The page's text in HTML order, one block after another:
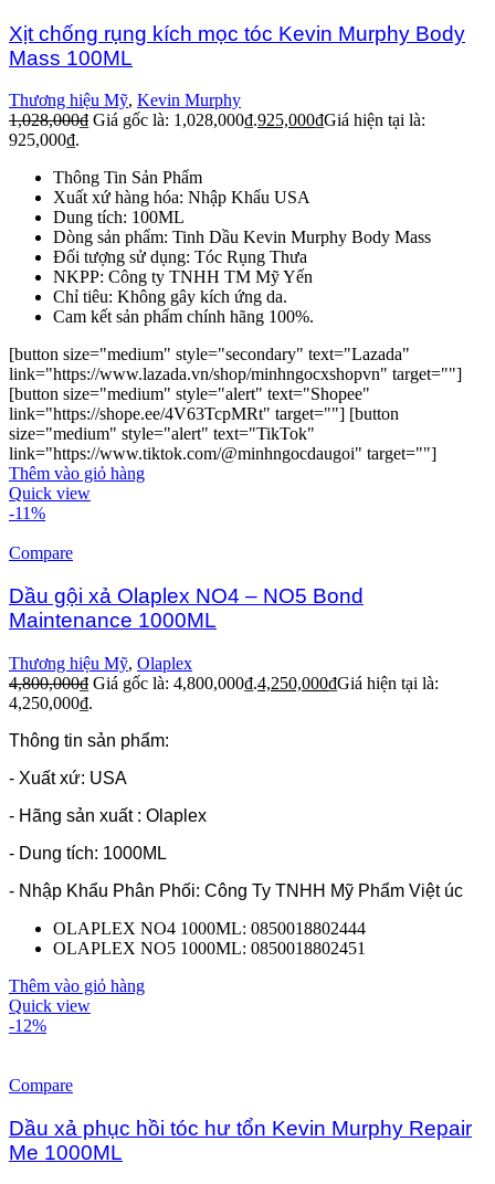
Xịt chống rụng kích mọc tóc Kevin Murphy Body
Mass 100ML
Thương hiệu Mỹ, Kevin Murphy
1,028,000₫ Giá gốc là: 1,028,000₫.925,000₫Giá hiện tại là:
925,000₫.
Thông Tin Sản Phẩm
Xuất xứ hàng hóa: Nhập Khẩu USA
Dung tích: 100ML
Dòng sản phẩm: Tinh Dầu Kevin Murphy Body Mass
Đối tượng sử dụng: Tóc Rụng Thưa
NKPP: Công ty TNHH TM Mỹ Yến
Chỉ tiêu: Không gây kích ứng da.
Cam kết sản phẩm chính hãng 100%.
[button size="medium" style="secondary" text="Lazada"
link="https://www.lazada.vn/shop/minhngocxshopvn" target=""]
[button size="medium" style="alert" text="Shopee"
link="https://shope.ee/4V63TcpMRt" target=""] [button
size="medium" style="alert" text="TikTok"
link="https://www.tiktok.com/@minhngocdaugoi" target=""]
Thêm vào giỏ hàng
Quick view
-11%
Compare
Dầu gội xả Olaplex NO4 – NO5 Bond
Maintenance 1000ML
Thương hiệu Mỹ, Olaplex
4,800,000₫ Giá gốc là: 4,800,000₫.4,250,000₫Giá hiện tại là:
4,250,000₫.
Thông tin sản phẩm:
- Xuất xứ: USA
- Hãng sản xuất : Olaplex
- Dung tích: 1000ML
- Nhập Khẩu Phân Phối: Công Ty TNHH Mỹ Phẩm Việt úc
OLAPLEX NO4 1000ML: 0850018802444
OLAPLEX NO5 1000ML: 0850018802451
Thêm vào giỏ hàng
Quick view
-12%
Compare
Dầu xả phục hồi tóc hư tổn Kevin Murphy Repair
Me 1000ML